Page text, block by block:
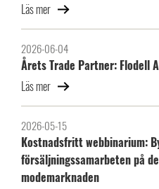
Läs mer
2026-06-04
Årets Trade Partner: Flodell
Läs mer
2026-05-15
Kostnadsfritt webbinarium:
försäljningssamarbeten på
modemarknaden